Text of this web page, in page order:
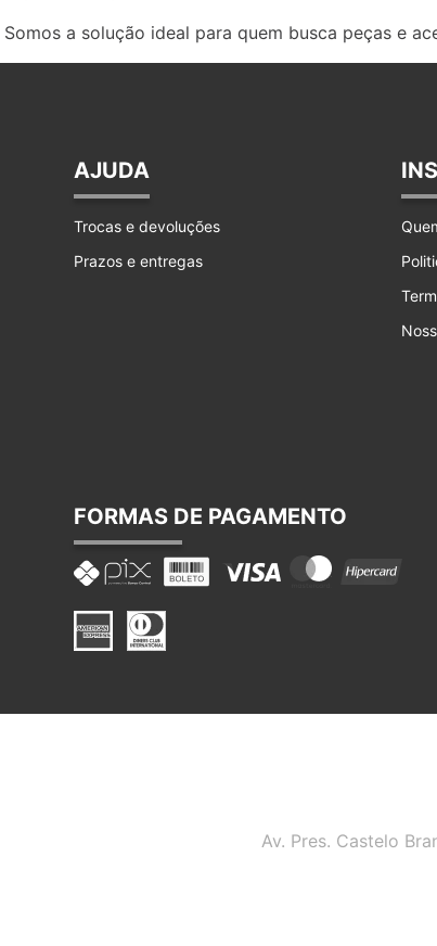
Somos a solução ideal para quem busca peças e
AJUDA
Trocas e devoluções
Prazos e entregas
FORMAS DE PAGAMENTO
Av. Pres. Castelo